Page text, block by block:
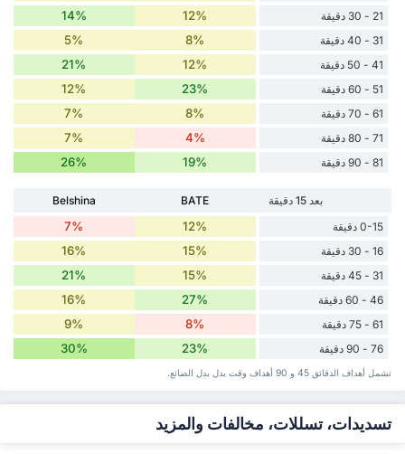
21 - 30 دقيقة 12%
14%
31 - 40 دقيقة 8%
5%
41 - 50 دقيقة 12%
21%
51 - 60 دقيقة 23%
12%
61 - 70 دقيقة 8%
7%
71 - 80 دقيقة 4%
7%
81 - 90 دقيقة 19%
26%
بعد 15 دقيقة BATE
Belshina
0-15 دقيقة
12%
7%
16 - 30 دقيقة 15%
16%
31 - 45 دقيقة 15%
21%
46 - 60 دقيقة 27%
16%
61 - 75 دقيقة 8%
9%
76 - 90 دقيقة 23%
30%
تشمل أهداف الدقائق 45 و 90 أهداف وقت ‏بدل ‏بدل الضائع.
تسديدات، تسللات، مخالفات والمزيد